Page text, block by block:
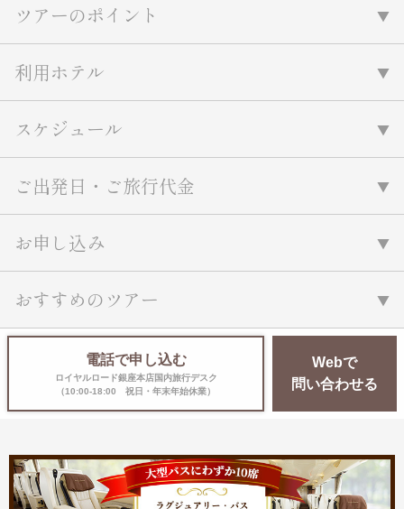
美術鑑賞
絶景
1度は見てみたい遺跡
野生動物に出合う
オーロラ
クルーズ
お花・紅葉
鉄道の旅
ハイキング・トレッキング
1名様からの旅
ラ・プルミエール（エールフランス
航空）
ラグジュアリーバスでめぐる
キング
観光列車
島旅
芸術鑑賞（美術、音楽）・講師同行
ツアーのポイント
利用ホテル
スケジュール
ご出発日・ご旅行代金
お申し込み
おすすめのツアー
電話で申し込む
ロイヤルロード銀座本店国内旅行デスク
（10:00-18:00 祝日・年末年始休業）
Webで
問い合わせる